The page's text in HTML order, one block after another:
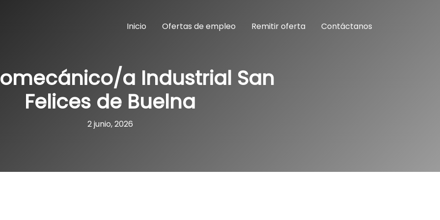
Inicio Ofertas de empleo Remitir oferta Contáctanos
a Industrial San
Felices de Buelna
2 junio, 2026